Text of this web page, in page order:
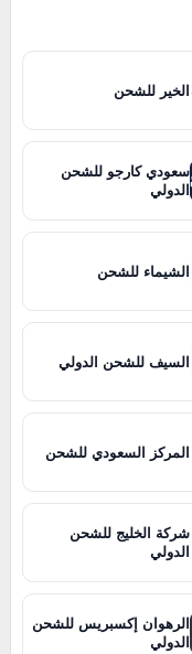
الخير للشحن
سعودي كارجو للشحن
الدولي
الشيماء للشحن
السيف للشحن الدولي
المركز السعودي للشحن
شركة الخليج للشحن
الدولي
الرهوان إكسبريس للشحن
الدولي